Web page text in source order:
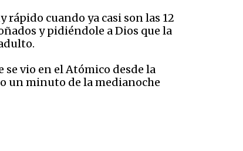
rápido cuando ya casi son las 12
y pidiéndole a Dios que la
vio en el Atómico desde la
un minuto de la medianoche